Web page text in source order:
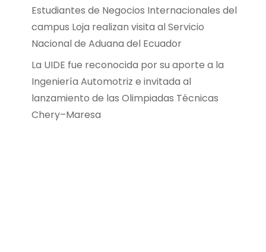
Estudiantes de Negocios Internacionales del
campus Loja realizan visita al Servicio
Nacional de Aduana del Ecuador
La UIDE fue reconocida por su aporte a la
Ingeniería Automotriz e invitada al
lanzamiento de las Olimpiadas Técnicas
Chery–Maresa